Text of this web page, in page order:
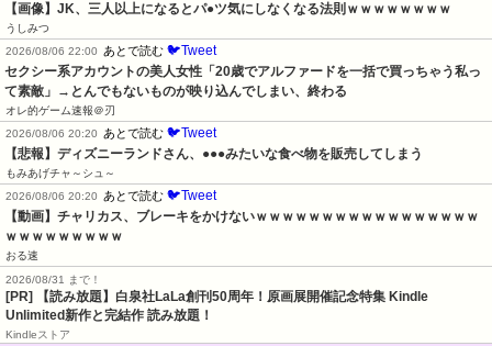
【画像】JK、三人以上になるとパ●ツ気にしなくなる法則ｗｗｗｗｗｗｗｗ
うしみつ
2026/08/06 22:00
あとで読む 🐦Tweet
セクシー系アカウントの美人女性「20歳でアルファードを一括で買っちゃう私っ
て素敵」→とんでもないものが映り込んでしまい、終わる
オレ的ゲーム速報＠刃
2026/08/06 20:20
あとで読む 🐦Tweet
【悲報】ディズニーランドさん、●●●みたいな食べ物を販売してしまう
もみあげチャ～シュ～
2026/08/06 20:20
あとで読む 🐦Tweet
【動画】チャリカス、ブレーキをかけないｗｗｗｗｗｗｗｗｗｗｗｗｗｗｗｗｗ
ｗｗｗｗｗｗｗｗｗ
おる速
2026/08/31 まで！
[PR]
【読み放題】白泉社LaLa創刊50周年！原画展開催記念特集 Kindle
Unlimited新作と完結作 読み放題！
Kindleストア